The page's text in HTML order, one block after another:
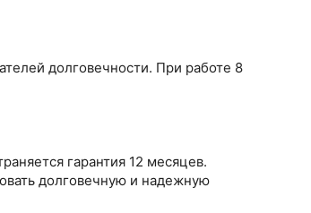
долговечности. При работе 8
гарантия 12 месяцев.
долговечную и надежную